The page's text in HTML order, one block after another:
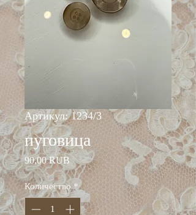
Артикул: 1234/3
пуговица
90,00 RUB Цена
Количество *